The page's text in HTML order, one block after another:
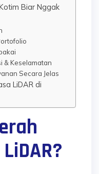
Biar Nggak
& Keselamatan
Secara Jelas
LiDAR di